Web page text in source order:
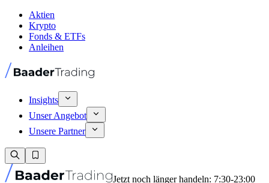
Aktien
Krypto
Fonds & ETFs
Anleihen
Insights
Unser Angebot
Unsere Partner
Jetzt noch länger handeln: 7:30-23:00